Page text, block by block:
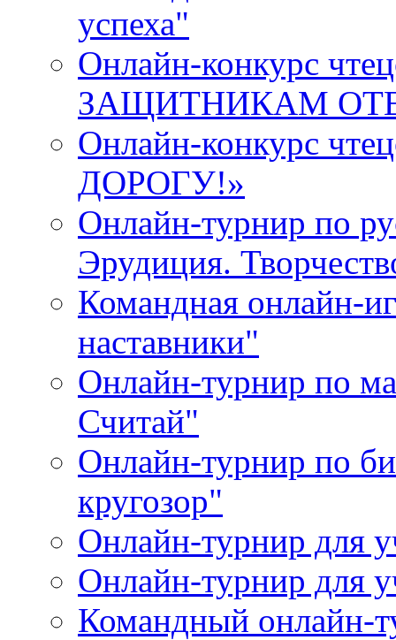
успеха"
Онлайн-конкурс
ЗАЩИТНИКАМ
Онлайн-конкурс
ДОРОГУ!»
Онлайн-турнир по
Эрудиция.
Командная онлайн-
наставники"
Онлайн-турнир по
Считай"
Онлайн-турнир по
кругозор"
Онлайн-турнир
Онлайн-турнир
Командный онлайн-